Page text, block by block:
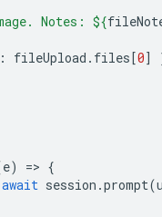
Notes: ${
: fileUpload . files[0]
e) => {
await session .prompt(